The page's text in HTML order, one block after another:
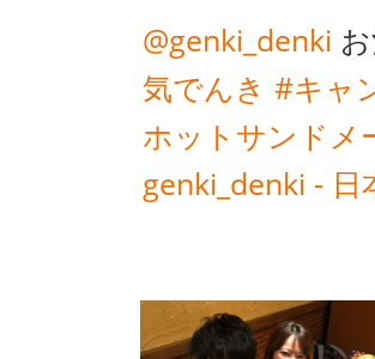
@genki_denki
気でんき #キャ
ホットサンドメ
genki_denki - 日